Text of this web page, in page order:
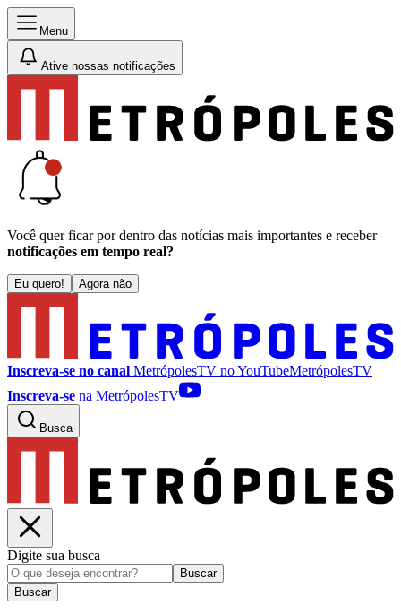
Menu
Ative nossas notificações
Você quer ficar por dentro das notícias mais importantes e receber
notificações em tempo real?
Eu quero! Agora não
Inscreva-se no canal MetrópolesTV noYouTubeMetrópolesTV
Inscreva-se na MetrópolesTV
Busca
Digite sua busca
Buscar
Buscar